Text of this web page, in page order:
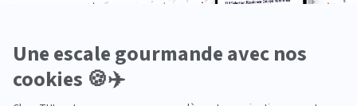
Premium